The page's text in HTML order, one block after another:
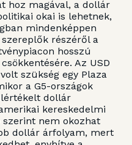
hoz magával, a dollár
okai is lehetnek,
mindenképpen
részéről a
hosszú
Az USD
szükség egy Plaza
a G5-országok
dollár
kereskedelmi
nem okozhat
dollár árfolyam, mert